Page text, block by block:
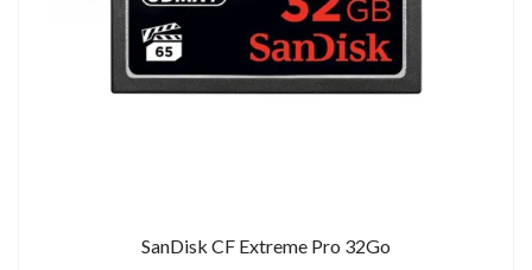
SanDisk CF Extreme Pro 32Go